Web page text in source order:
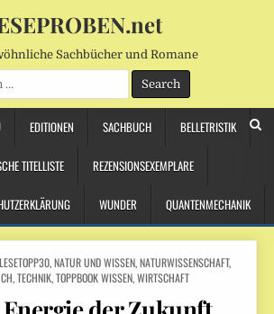
Sachbücher und Romane
EDITIONEN SACHBUCH BELLETRISTIK
TITELLISTE REZENSIONSEXEMPLARE
WUNDER QUANTENMECHANIK
LESETOPP30,NATUR UND WISSEN,NATURWISSENSCHAFT,
,TECHNIK,TOPPBOOK WISSEN,WIRTSCHAFT